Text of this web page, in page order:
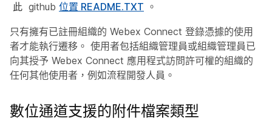
此 github 位置 README.TXT 。
只有擁有已註冊組織的 Webex Connect 登錄憑據的使用
者才能執行遷移。 使用者包括組織管理員或組織管理員已
向其授予 Webex Connect 應用程式訪問許可權的組織的
任何其他使用者，例如流程開發人員。
數位通道支援的附件檔案類型